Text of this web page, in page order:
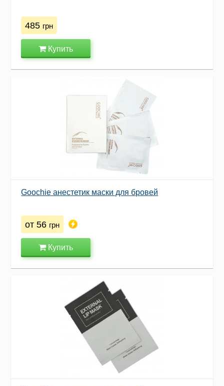
485 грн
Купить
Goochie анестетик маски для бровей
от 56 грн
Купить